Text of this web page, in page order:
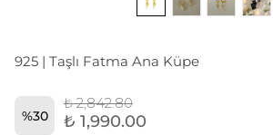
925 | Taşlı Fatma Ana Küpe
%30
₺ 2,842.80
₺ 1,990.00